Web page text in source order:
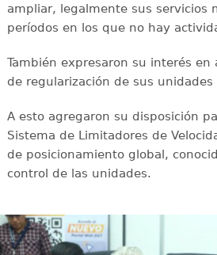
ampliar, legalmente sus servicios
períodos en los que no hay
También expresaron su interés en
de regularización de sus
A esto agregaron su disposición
Sistema de Limitadores de
de posicionamiento global,
control de las unidades.